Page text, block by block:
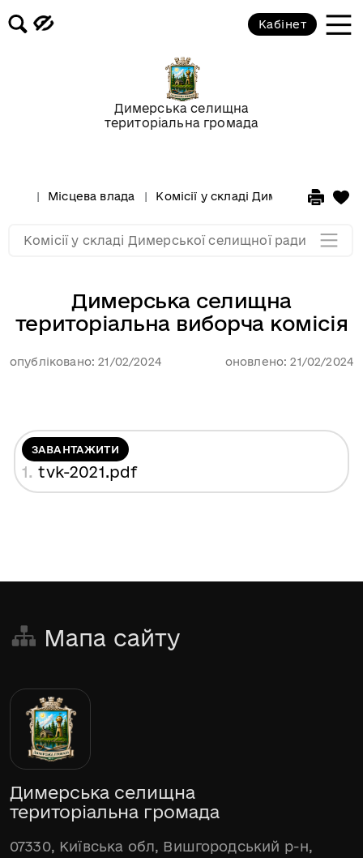
Димерська селищна
територіальна громада
Кабінет
Місцева влада Комісії у складі Димерської
Димерська селищна
територіальна виборча комісія
опубліковано: 21/02/2024 оновлено: 21/02/2024
ЗАВАНТАЖИТИ
1. tvk-2021.pdf
Комісії у складі Димерської селищної ради
Димерської селищної
Комісія з проведення конкурсу
щодо призначення управителів з
управління багатоквартирними
Мапа сайту
Димерська селищна
територіальна громада
07330, Київська обл, Вишгородський р-н,